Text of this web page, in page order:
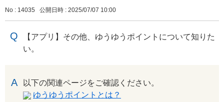
No : 14035 公開日時 : 2025/07/07 10:00
【アプリ】その他、ゆうゆうポイントについて知りた
い。
以下の関連ページをご確認ください。
ゆうゆうポイントとは？